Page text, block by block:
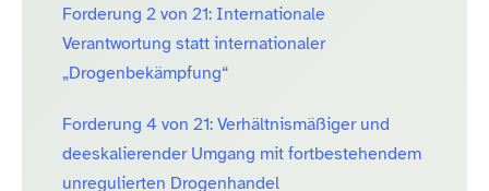
Forderung 2 von 21: Internationale
Verantwortung statt internationaler
„Drogenbekämpfung“
Forderung 4 von 21: Verhältnismäßiger und
deeskalierender Umgang mit fortbestehendem
unregulierten Drogenhandel